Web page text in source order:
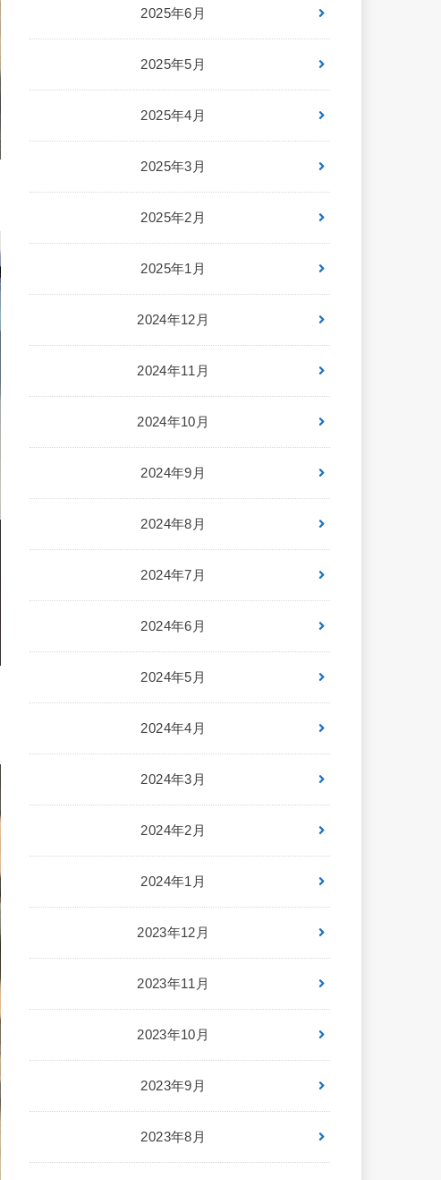
2025年6月
2025年5月
2025年4月
2025年3月
2025年2月
2025年1月
2024年12月
2024年11月
2024年10月
2024年9月
2024年8月
2024年7月
2024年6月
2024年5月
2024年4月
2024年3月
2024年2月
2024年1月
2023年12月
2023年11月
2023年10月
2023年9月
2023年8月